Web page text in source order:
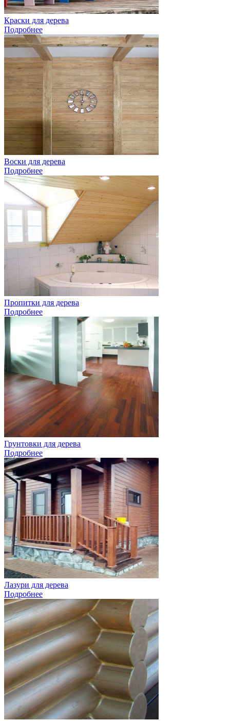
Краски для дерева
Подробнее
Воски для дерева
Подробнее
Пропитки для дерева
Подробнее
Грунтовки для дерева
Подробнее
Лазури для дерева
Подробнее